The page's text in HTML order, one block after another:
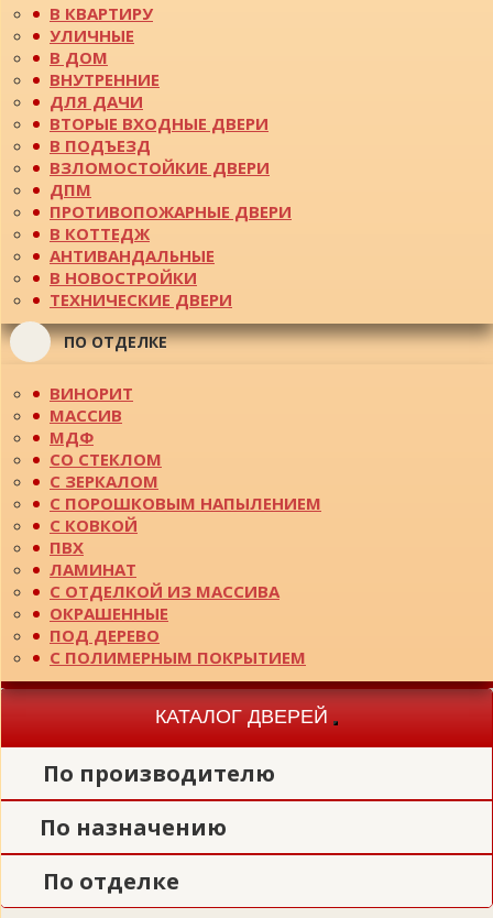
В КВАРТИРУ
УЛИЧНЫЕ
В ДОМ
ВНУТРЕННИЕ
ДЛЯ ДАЧИ
ВТОРЫЕ ВХОДНЫЕ ДВЕРИ
В ПОДЪЕЗД
ВЗЛОМОСТОЙКИЕ ДВЕРИ
ДПМ
ПРОТИВОПОЖАРНЫЕ ДВЕРИ
В КОТТЕДЖ
АНТИВАНДАЛЬНЫЕ
В НОВОСТРОЙКИ
ТЕХНИЧЕСКИЕ ДВЕРИ
ПО ОТДЕЛКЕ
ВИНОРИТ
МАССИВ
МДФ
СО СТЕКЛОМ
С ЗЕРКАЛОМ
С ПОРОШКОВЫМ НАПЫЛЕНИЕМ
С КОВКОЙ
ПВХ
ЛАМИНАТ
С ОТДЕЛКОЙ ИЗ МАССИВА
ОКРАШЕННЫЕ
ПОД ДЕРЕВО
С ПОЛИМЕРНЫМ ПОКРЫТИЕМ
КАТАЛОГ ДВЕРЕЙ
Toggle
navigation
По производителю
По назначению
По отделке